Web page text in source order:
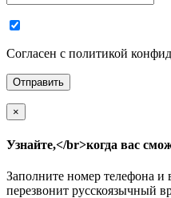
Согласен с политикой
×
Узнайте,</br>когда вас
Заполните номер телефона и
перезвонит русскоязычный